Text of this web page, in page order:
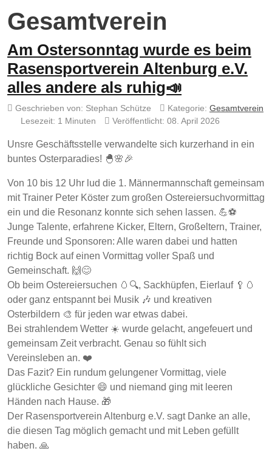
Gesamtverein
Am Ostersonntag wurde es beim
Rasensportverein Altenburg e.V.
alles andere als ruhig📣
Geschrieben von: Stephan Schütze Kategorie: Gesamtverein
Lesezeit: 1 Minuten
Veröffentlicht: 08. April 2026
Unsre Geschäftsstelle verwandelte sich kurzerhand in ein
buntes Osterparadies! 🐣🌸🎉
Von 10 bis 12 Uhr lud die 1. Männermannschaft gemeinsam
mit Trainer Peter Köster zum großen Ostereiersuchvormittag
ein und die Resonanz konnte sich sehen lassen. 💪⚽
Junge Talente, erfahrene Kicker, Eltern, Großeltern, Trainer,
Freunde und Sponsoren: Alle waren dabei und hatten
richtig Bock auf einen Vormittag voller Spaß und
Gemeinschaft. 🙌😊
Ob beim Ostereiersuchen 🥚🔍, Sackhüpfen, Eierlauf 🥄🥚
oder ganz entspannt bei Musik 🎶 und kreativen
Osterbildern 🎨 für jeden war etwas dabei.
Bei strahlendem Wetter ☀️ wurde gelacht, angefeuert und
gemeinsam Zeit verbracht. Genau so fühlt sich
Vereinsleben an. ❤️
Das Fazit? Ein rundum gelungener Vormittag, viele
glückliche Gesichter 😄 und niemand ging mit leeren
Händen nach Hause. 🎁
Der Rasensportverein Altenburg e.V. sagt Danke an alle,
die diesen Tag möglich gemacht und mit Leben gefüllt
haben. 🙏